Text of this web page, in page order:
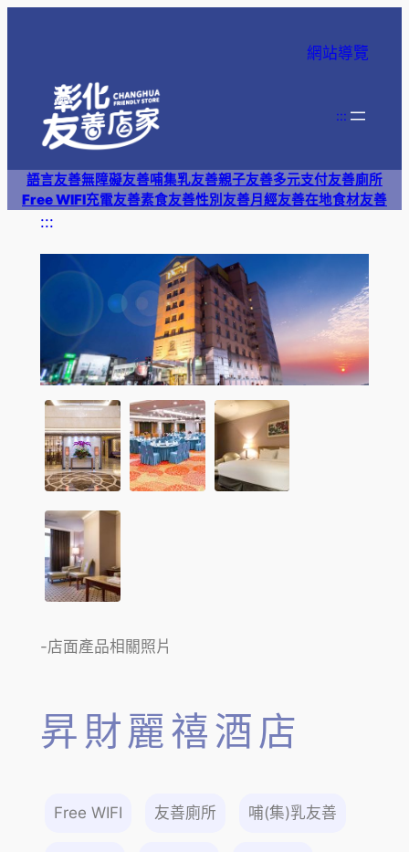
網站導覽
:::
語言友善無障礙友善哺集乳友善親子友善多元支付友善廁所
Free WIFI充電友善素食友善性別友善月經友善在地食材友善
:::
-店面產品相關照片
昇財麗禧酒店
Free WIFI 友善廁所 哺(集)乳友善